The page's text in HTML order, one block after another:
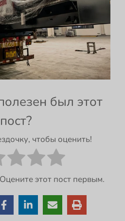
был этот
пост?
чтобы оценить!
этот пост первым.